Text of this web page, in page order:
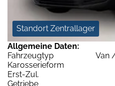
Standort Zentrallager
Allgemeine Daten:
Fahrzeugtyp
Van
Karosserieform
Erst-Zul.
Getriebe